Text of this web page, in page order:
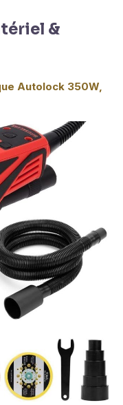
&
Autolock 350W,